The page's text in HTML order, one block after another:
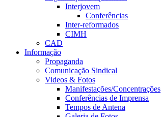
Interjovem
Conferências
Inter-reformados
CIMH
CAD
Informação
Propaganda
Comunicação Sindical
Videos & Fotos
Manifestações/Concentrações
Conferências de Imprensa
Tempos de Antena